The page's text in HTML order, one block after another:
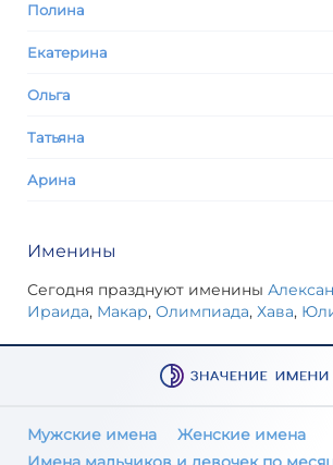
Полина
Екатерина
Ольга
Татьяна
Арина
Именины
Сегодня празднуют именины
Ираида, Макар, Олимпиада, Хава,
Мужские имена
Женские имена